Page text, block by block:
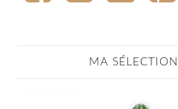
MA SÉLECTION